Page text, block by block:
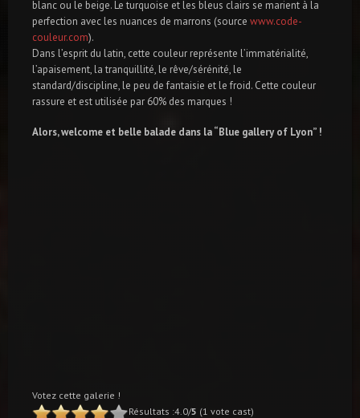
blanc ou le beige. Le turquoise et les bleus clairs se marient à la
perfection avec les nuances de marrons (source www.code-
couleur.com).
Dans l’esprit du latin, cette couleur représente l’immatérialité,
l’apaisement, la tranquillité, le rêve/sérénité, le
standard/discipline, le peu de fantaisie et le froid. Cette couleur
rassure et est utilisée par 60% des marques !
Alors, welcome et belle balade dans la “Blue gallery of Lyon” !
Votez cette galerie !
Résultats :4.0/5 (1 vote cast)